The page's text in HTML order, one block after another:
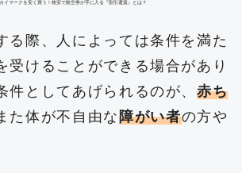
る際、人によっては条件を満た
受けることができる場合があり
件としてあげられるのが、赤ち
た体が不自由な障がい者の方や